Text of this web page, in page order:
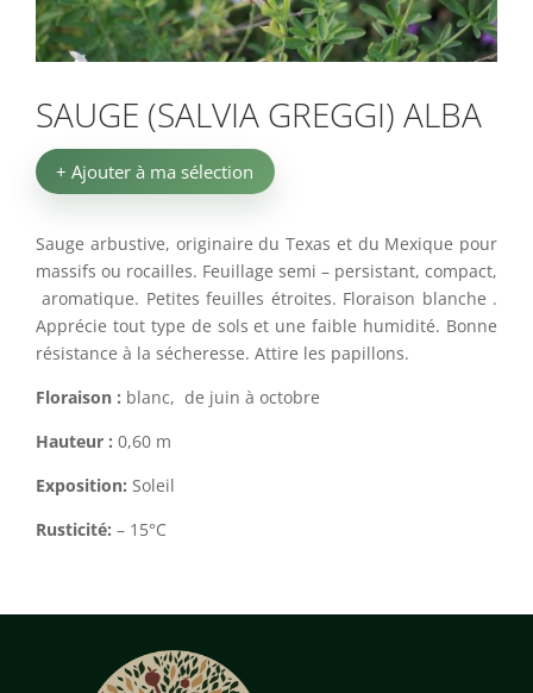
SAUGE (SALVIA GREGGI) ALBA
+ Ajouter à ma sélection
Sauge arbustive, originaire du Texas et du Mexique pour
massifs ou rocailles. Feuillage semi – persistant, compact,
aromatique. Petites feuilles étroites. Floraison blanche .
Apprécie tout type de sols et une faible humidité. Bonne
résistance à la sécheresse. Attire les papillons.
Floraison : blanc, de juin à octobre
Hauteur : 0,60 m
Exposition: Soleil
Rusticité: – 15°C